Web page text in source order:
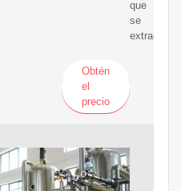
que
se
extraen
Obtén
el
precio